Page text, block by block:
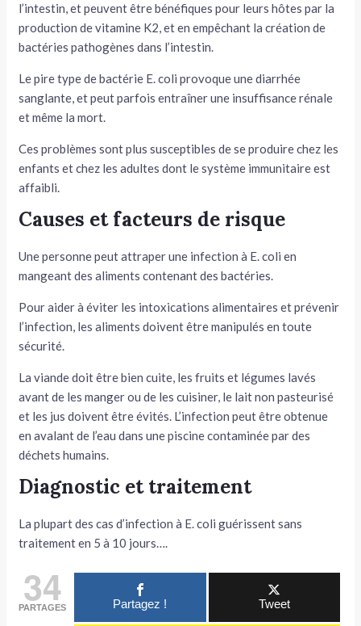
l’intestin, et peuvent être bénéfiques pour leurs hôtes par la
production de vitamine K2, et en empêchant la création de
bactéries pathogènes dans l’intestin.
Le pire type de bactérie E. coli provoque une diarrhée
sanglante, et peut parfois entraîner une insuffisance rénale
et même la mort.
Ces problèmes sont plus susceptibles de se produire chez les
enfants et chez les adultes dont le système immunitaire est
affaibli.
Causes et facteurs de risque
Une personne peut attraper une infection à E. coli en
mangeant des aliments contenant des bactéries.
Pour aider à éviter les intoxications alimentaires et prévenir
l’infection, les aliments doivent être manipulés en toute
sécurité.
La viande doit être bien cuite, les fruits et légumes lavés
avant de les manger ou de les cuisiner, le lait non pasteurisé
et les jus doivent être évités. L’infection peut être obtenue
en avalant de l’eau dans une piscine contaminée par des
déchets humains.
Diagnostic et traitement
La plupart des cas d’infection à E. coli guérissent sans
traitement en 5 à 10 jours….
34
PARTAGES Partagez ! Tweet